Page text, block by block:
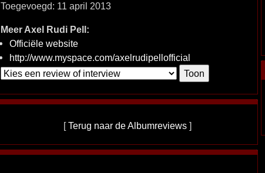
Toegevoegd: 11 april 2013
Meer Axel Rudi Pell:
Officiële website
http://www.myspace.com/axelrudipellofficial
[Terug naar de Albumreviews ]